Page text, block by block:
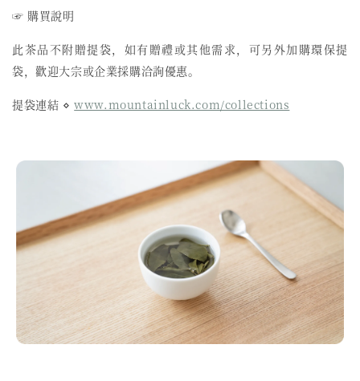
☞ 購買說明
此茶品不附贈提袋，如有贈禮或其他需求，可另外加購環保提
袋，歡迎大宗或企業採購洽詢優惠。
提袋連結 ⋄www.mountainluck.com/collections